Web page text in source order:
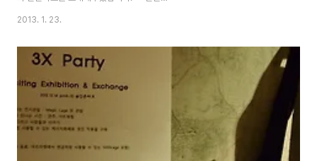
http://ilsaeng.tistory.com/entry/stage001-08 청춘과 예술 그리고 꿈
한 공간이 되도록 노력하겠습니다.
2013. 1. 23.